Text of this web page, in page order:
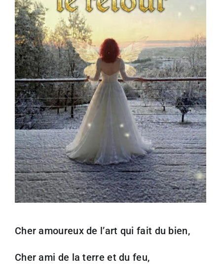
Cher amoureux de l’art qui fait du bien,
Cher ami de la terre et du feu,